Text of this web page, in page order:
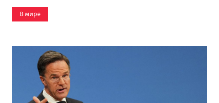
В мире